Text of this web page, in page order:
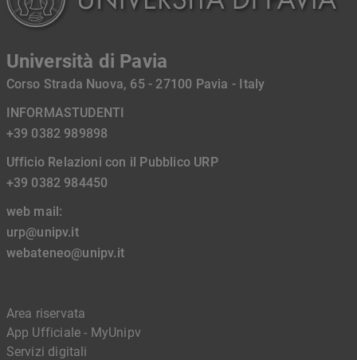
Università di Pavia
Corso Strada Nuova, 65 - 27100 Pavia - Italy
INFORMASTUDENTI
+39 0382 989898
Ufficio Relazioni con il Pubblico URP
+39 0382 984450
web mail:
urp@unipv.it
webateneo@unipv.it
Area riservata
App Ufficiale - MyUnipv
Servizi digitali